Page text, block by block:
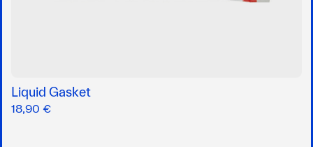
Liquid Gasket
18,90 €